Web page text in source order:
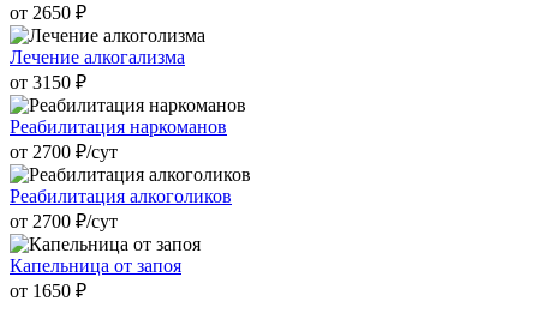
от 2650 ₽
Лечение алкогализма
от 3150 ₽
Реабилитация наркоманов
от 2700 ₽/cут
Реабилитация алкоголиков
от 2700 ₽/cут
Капельница от запоя
от 1650 ₽